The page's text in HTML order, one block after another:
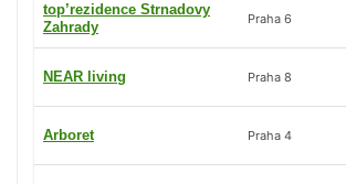
top’rezidence Strnadovy
Zahrady
Praha 6
NEAR living Praha 8
Arboret Praha 4